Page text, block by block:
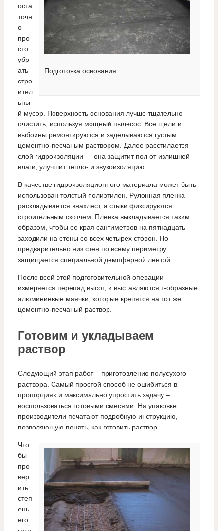
Подготовка основания
оста
точн
о
про
сто
убр
ать
стро
ител
ьны
й мусор. Поверхность основания лучше тщательно
очистить, используя мощный пылесос. Все щели и
выбоины ремонтируются и заделываются густым
цементно-песчаным раствором. Далее расстилается
слой гидроизоляции — она защитит пол от излишней
влаги, улучшит тепло- и звукоизоляцию.
В качестве гидроизоляционного материала может быть
использован толстый полиэтилен. Рулонная пленка
раскладывается внахлест, а стыки фиксируются
строительным скотчем. Пленка выкладывается таким
образом, чтобы ее края сантиметров на пятнадцать
заходили на стены со всех четырех сторон. Но
предварительно низ стен по всему периметру
защищается специальной демпферной лентой.
После всей этой подготовительной операции
измеряется перепад высот, и выставляются т-образные
алюминиевые маячки, которые крепятся на тот же
цементно-песчаный раствор.
Готовим и укладываем
раствор
Следующий этап работ – приготовление полусухого
раствора. Самый простой способ не ошибиться в
пропорциях и максимально упростить задачу –
воспользоваться готовыми смесями. На упаковке
производители печатают подробную инструкцию,
позволяющую понять, как готовить раствор.
Что
бы
про
вер
ить
степ
ень
его